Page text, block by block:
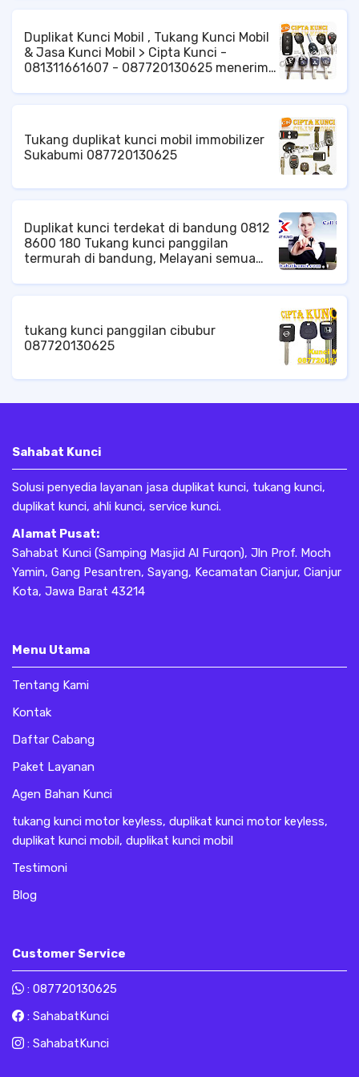
Anda, duplikat kunci brankas di jakarta,
ahli kunci brankas di jakarta, jakarta
barat, timur, selatan, pusat, utara, di
Duplikat Kunci Mobil , Tukang Kunci Mobil
& Jasa Kunci Mobil > Cipta Kunci -
081311661607 - 087720130625 menerima
Tukang duplikat kunci mobil immobilizer
Sukabumi 087720130625
Duplikat kunci terdekat di bandung 0812
8600 180 Tukang kunci panggilan
termurah di bandung, Melayani semua
cepat dan profesional, Duplikat kunci
bandung, service kunci brankas
panggilan di bandung, tukang kunci
hubungi kami.
tukang kunci panggilan cibubur
087720130625
Sahabat Kunci
Solusi penyedia layanan jasa duplikat kunci, tukang kunci,
duplikat kunci, ahli kunci, service kunci.
Alamat Pusat:
Sahabat Kunci (Samping Masjid Al Furqon), Jln Prof. Moch
Yamin, Gang Pesantren, Sayang, Kecamatan Cianjur, Cianjur
Kota, Jawa Barat 43214
Menu Utama
Tentang Kami
Kontak
Daftar Cabang
Paket Layanan
Agen Bahan Kunci
tukang kunci motor keyless, duplikat kunci motor keyless,
duplikat kunci mobil, duplikat kunci mobil
Testimoni
Blog
Customer Service
: 087720130625
: SahabatKunci
: SahabatKunci